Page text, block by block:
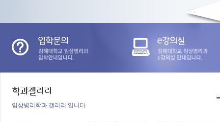
임상병리학과 갤러리 입니다.